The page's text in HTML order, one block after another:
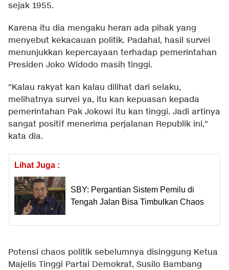
sejak 1955.
Karena itu dia mengaku heran ada pihak yang
menyebut kekacauan politik. Padahal, hasil survei
menunjukkan kepercayaan terhadap pemerintahan
Presiden Joko Widodo masih tinggi.
"Kalau rakyat kan kalau dilihat dari selaku,
melihatnya survei ya, itu kan kepuasan kepada
pemerintahan Pak Jokowi itu kan tinggi. Jadi artinya
sangat positif menerima perjalanan Republik ini,"
kata dia.
Lihat Juga :
SBY: Pergantian Sistem Pemilu di
Tengah Jalan Bisa Timbulkan Chaos
Potensi chaos politik sebelumnya disinggung Ketua
Majelis Tinggi Partai Demokrat, Susilo Bambang